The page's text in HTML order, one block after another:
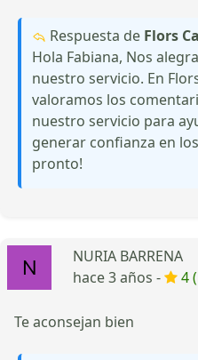
Respuesta de Flors
Hola Fabiana, Nos
nuestro servicio. En
valoramos los
nuestro servicio para
generar confianza en
pronto!
NURIA BARRENA
hace 3 años -
4
Te aconsejan bien